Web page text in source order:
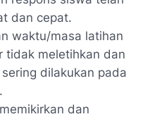
dan cepat.
waktu/masa latihan
tidak meletihkan dan
dilakukan pada
dan